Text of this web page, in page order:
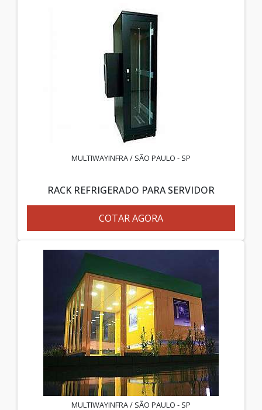
MULTIWAYINFRA / SÃO PAULO - SP
RACK REFRIGERADO PARA SERVIDOR
COTAR AGORA
MULTIWAYINFRA / SÃO PAULO - SP